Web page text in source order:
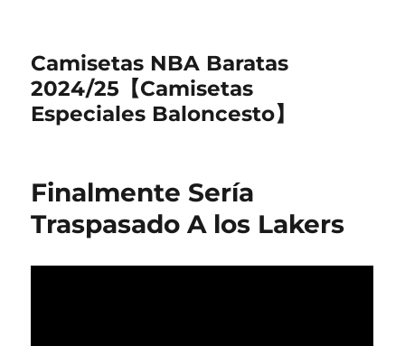
Camisetas NBA Baratas
2024/25【Camisetas
Especiales Baloncesto】
Finalmente Sería
Traspasado A los Lakers